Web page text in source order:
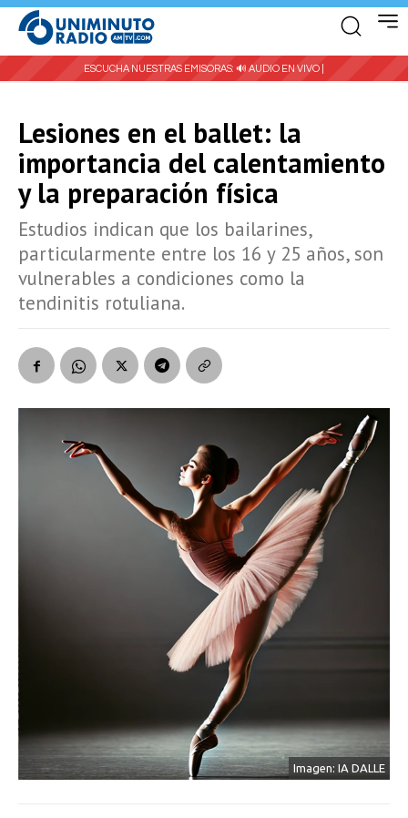
ESCUCHA NUESTRAS EMISORAS: 🔊 AUDIO EN VIVO |
Lesiones en el ballet: la
importancia del calentamiento
y la preparación física
Estudios indican que los bailarines,
particularmente entre los 16 y 25 años, son
vulnerables a condiciones como la
tendinitis rotuliana.
Imagen: IA DALLE